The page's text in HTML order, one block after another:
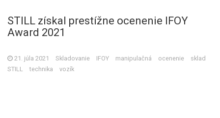
STILL získal prestížne ocenenie IFOY
Award 2021
21. júla 2021 Skladovanie IFOY manipulačná ocenenie
sklad
STILL
technika vozík